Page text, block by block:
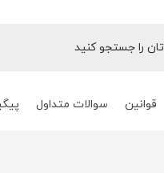
قوانین سوالات متداول